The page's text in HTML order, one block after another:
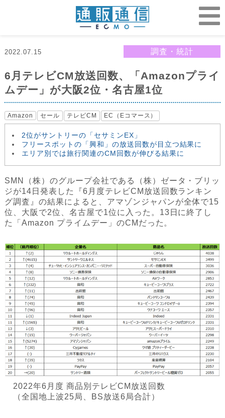
2022.07.15 調査・統計
6月テレビCM放送回数、「Amazonプライ
ムデー」が大阪2位・名古屋1位
Amazon セール テレビCM EC（Eコマース）
2位がサントリーの「セサミンEX」
フリースポットの「興和」の放送回数が目立つ結果に
エリア別では旅行関連のCM回数が伸びる結果に
SMN（株）のグループ会社である（株）ゼータ・ブリッ
ジが14日発表した『6月度テレビCM放送回数ランキン
グ調査』の結果によると、アマゾンジャパンが全体で15
位、大阪で2位、名古屋で1位に入った。13日に終了し
た「Amazon プライムデー」のCMだった。
2022年6月度 商品別テレビCM放送回数
（全国地上波25局、BS放送6局合計）